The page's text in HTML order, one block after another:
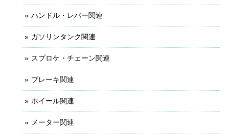
ハンドル・レバー関連
ガソリンタンク関連
スプロケ・チェーン関連
ブレーキ関連
ホイール関連
メーター関連